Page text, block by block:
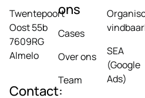
Twentepoort
Oost 55b
7609RG
Almelo
Contact:
ons
Cases
Over ons
Team
SEA
(Google
Ads)